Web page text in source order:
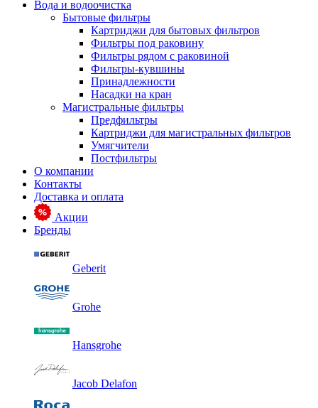
Вода и водоочистка
Бытовые фильтры
Картриджи для бытовых фильтров
Фильтры под раковину
Фильтры рядом с раковиной
Фильтры-кувшины
Принадлежности
Насадки на кран
Магистральные фильтры
Предфильтры
Картриджи для магистральных фильтров
Умягчители
Постфильтры
О компании
Контакты
Доставка и оплата
Акции
Бренды
Geberit
Grohe
Hansgrohe
Jacob Delafon